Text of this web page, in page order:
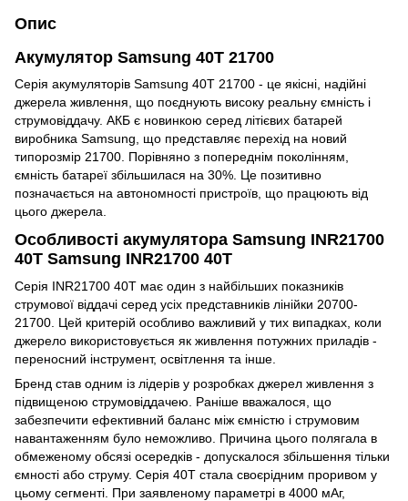
Опис
Акумулятор Samsung 40T 21700
Серія акумуляторів Samsung 40T 21700 - це якісні, надійні
джерела живлення, що поєднують високу реальну ємність і
струмовіддачу. АКБ є новинкою серед літієвих батарей
виробника Samsung, що представляє перехід на новий
типорозмір 21700. Порівняно з попереднім поколінням,
ємність батареї збільшилася на 30%. Це позитивно
позначається на автономності пристроїв, що працюють від
цього джерела.
Особливості акумулятора Samsung INR21700
40T Samsung INR21700 40T
Серія INR21700 40T має один з найбільших показників
струмової віддачі серед усіх представників лінійки 20700-
21700. Цей критерій особливо важливий у тих випадках, коли
джерело використовується як живлення потужних приладів -
переносний інструмент, освітлення та інше.
Бренд став одним із лідерів у розробках джерел живлення з
підвищеною струмовіддачею. Раніше вважалося, що
забезпечити ефективний баланс між ємністю і струмовим
навантаженням було неможливо. Причина цього полягала в
обмеженому обсязі осередків - допускалося збільшення тільки
ємності або струму. Серія 40Т стала своєрідним проривом у
цьому сегменті. При заявленому параметрі в 4000 мАг,